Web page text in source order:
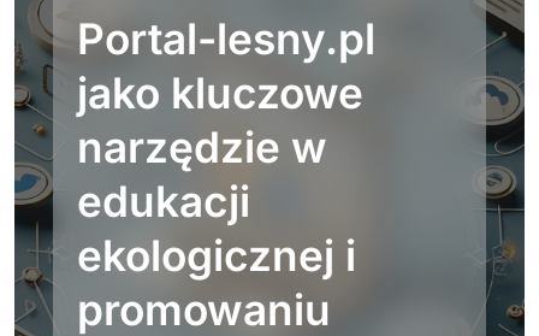
Portal-lesny.pl
jako kluczowe
narzędzie w
edukacji
ekologicznej i
promowaniu